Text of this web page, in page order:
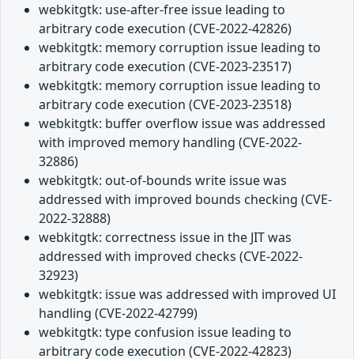
webkitgtk: use-after-free issue leading to
arbitrary code execution (CVE-2022-42826)
webkitgtk: memory corruption issue leading to
arbitrary code execution (CVE-2023-23517)
webkitgtk: memory corruption issue leading to
arbitrary code execution (CVE-2023-23518)
webkitgtk: buffer overflow issue was addressed
with improved memory handling (CVE-2022-
32886)
webkitgtk: out-of-bounds write issue was
addressed with improved bounds checking (CVE-
2022-32888)
webkitgtk: correctness issue in the JIT was
addressed with improved checks (CVE-2022-
32923)
webkitgtk: issue was addressed with improved UI
handling (CVE-2022-42799)
webkitgtk: type confusion issue leading to
arbitrary code execution (CVE-2022-42823)